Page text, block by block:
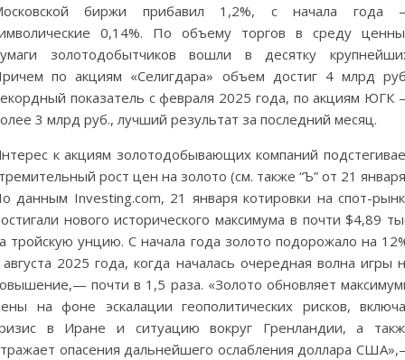
биржи прибавил 1,2%, с начала года
0,14%. По объему торгов в среду
золотодобытчиков вошли в десятку
по акциям «Селигдара» объем достиг 4 млрд
показатель с февраля 2025 года, по акциям ЮГК
3 млрд руб., лучший результат за последний месяц.
к акциям золотодобывающих компаний
рост цен на золото (см. также “Ъ” от 21
данным Investing.com, 21 января котировки на спот-
нового исторического максимума в почти $4,89
тройскую унцию. С начала года золото подорожало на
августа 2025 года, когда началась очередная волна игры
почти в 1,5 раза. «Золото обновляет
на фоне эскалации геополитических рисков,
в Иране и ситуацию вокруг Гренландии, а
опасения дальнейшего ослабления доллара